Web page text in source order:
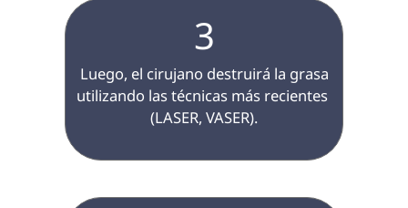
3
utilizando las técnicas más recientes
(LASER, VASER).